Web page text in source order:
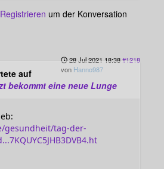
Registrieren um der Konversation
28 Jul 2021 18:38#1218
von Hanno987
auf
bekommt eine neue Lunge
gesundheit/tag-der-